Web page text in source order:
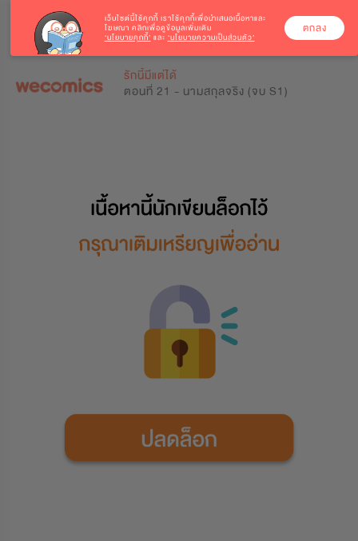
รักนี้มีแต่ได้
ตอนที่ 21 - นามสกุลจริง (จบ S1)
เว็บไซต์นี้ใช้คุกกี้ เราใช้คุกกี้เพื่อนำเสนอเนื้อหาและ
โฆษณา คลิกเพื่อดูข้อมูลเพิ่มเติม
‘นโยบายคุกกี้’ และ ‘นโยบายความเป็นส่วนตัว’
ตกลง